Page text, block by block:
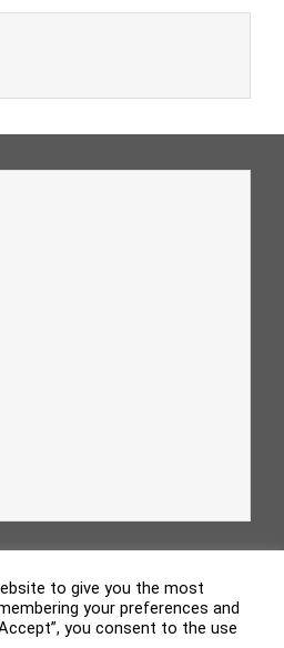
to give you the most
your preferences and
you consent to the use